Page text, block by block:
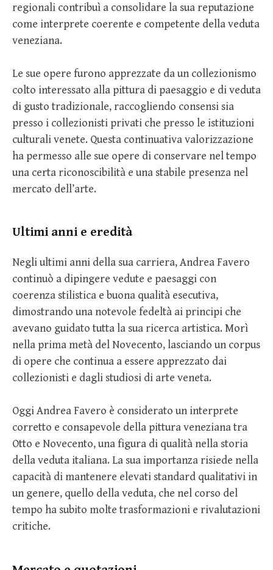
regionali contribuì a consolidare la sua reputazione
come interprete coerente e competente della veduta
veneziana.
Le sue opere furono apprezzate da un collezionismo
colto interessato alla pittura di paesaggio e di veduta
di gusto tradizionale, raccogliendo consensi sia
presso i collezionisti privati che presso le istituzioni
culturali venete. Questa continuativa valorizzazione
ha permesso alle sue opere di conservare nel tempo
una certa riconoscibilità e una stabile presenza nel
mercato dell’arte.
Ultimi anni e eredità
Negli ultimi anni della sua carriera, Andrea Favero
continuò a dipingere vedute e paesaggi con
coerenza stilistica e buona qualità esecutiva,
dimostrando una notevole fedeltà ai principi che
avevano guidato tutta la sua ricerca artistica. Morì
nella prima metà del Novecento, lasciando un corpus
di opere che continua a essere apprezzato dai
collezionisti e dagli studiosi di arte veneta.
Oggi Andrea Favero è considerato un interprete
corretto e consapevole della pittura veneziana tra
Otto e Novecento, una figura di qualità nella storia
della veduta italiana. La sua importanza risiede nella
capacità di mantenere elevati standard qualitativi in
un genere, quello della veduta, che nel corso del
tempo ha subito molte trasformazioni e rivalutazioni
critiche.